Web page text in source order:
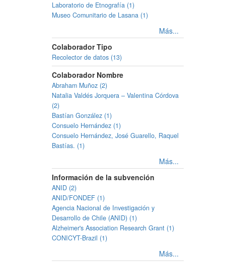
Laboratorio de Etnografía (1)
Museo Comunitario de Lasana (1)
Más...
Colaborador Tipo
Recolector de datos (13)
Colaborador Nombre
Abraham Muñoz (2)
Natalia Valdés Jorquera – Valentina Córdova
(2)
Bastían González (1)
Consuelo Hernández (1)
Consuelo Hernández, José Guarello, Raquel
Bastías. (1)
Más...
Información de la subvención
ANID (2)
ANID/FONDEF (1)
Agencia Nacional de Investigación y
Desarrollo de Chile (ANID) (1)
Alzheimer's Association Research Grant (1)
CONICYT-Brazil (1)
Más...